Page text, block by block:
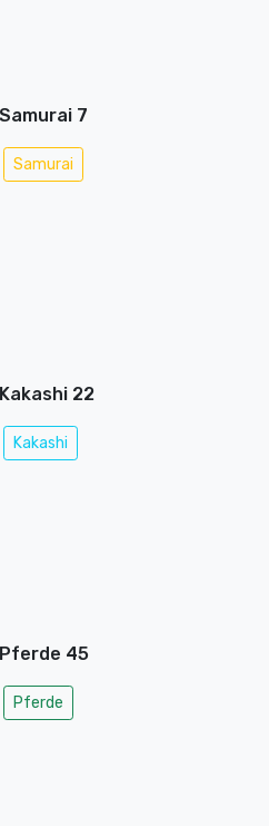
Samurai 7
Samurai
Kakashi 22
Kakashi
Pferde 45
Pferde